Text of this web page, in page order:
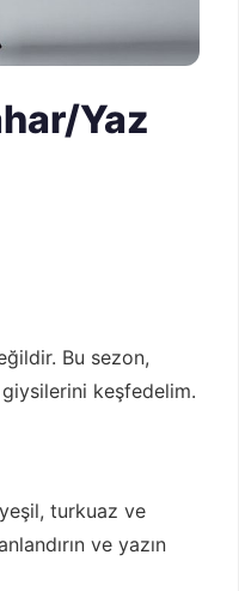
Yaz
Bu sezon,
giysilerini keşfedelim.
turkuaz ve
ve yazın